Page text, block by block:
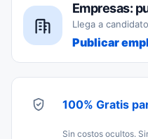
Empresas:
Llega a
Publicar
100% Gratis
Sin costos ocultos.